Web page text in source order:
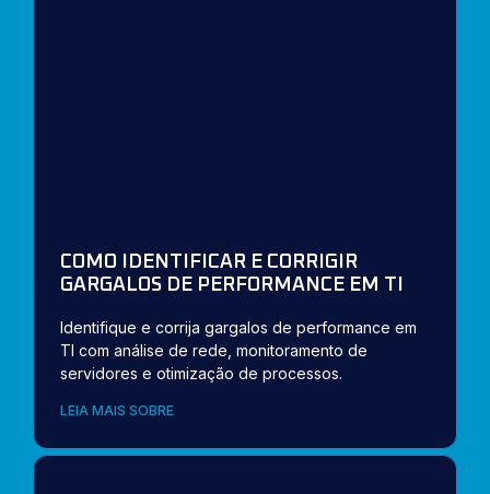
COMO IDENTIFICAR E CORRIGIR
GARGALOS DE PERFORMANCE EM TI
Identifique e corrija gargalos de performance em
TI com análise de rede, monitoramento de
servidores e otimização de processos.
LEIA MAIS SOBRE